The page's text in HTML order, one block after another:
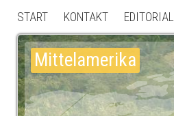
START KONTAKT EDITORIAL
Mittelamerika